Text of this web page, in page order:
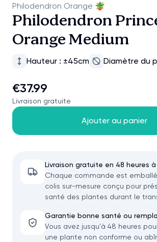
Philodendron Orange 🪴
Philodendron
Orange Medium
Hauteur : ±45cm Diamètre du
€37.99
Livraison gratuite
Ajouter au panier
Livraison gratuite en 48 heures
Chaque commande est
colis sur-mesure conçu pour
santé des plantes durant le
Garantie bonne santé ou
Vous avez jusqu'à 48 heures
une plante non conforme ou